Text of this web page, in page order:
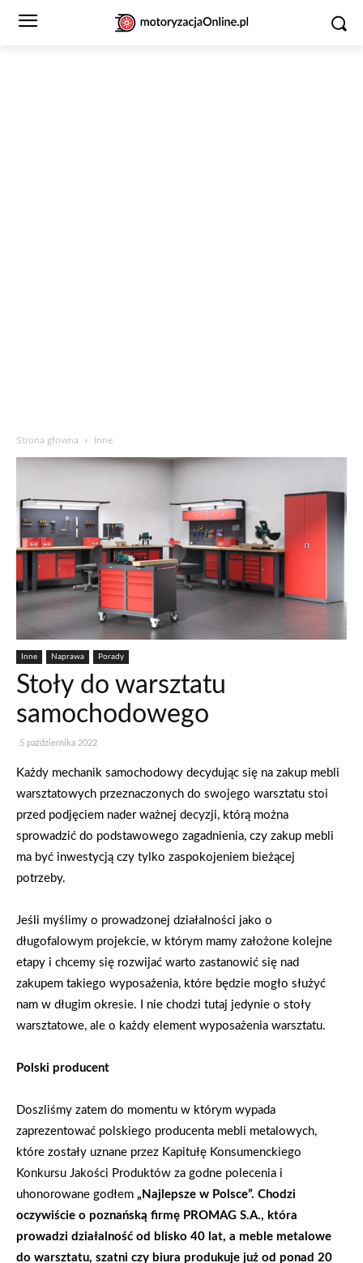
Strona główna Inne
Inne Naprawa Porady
Stoły do warsztatu
samochodowego
5 października 2022
Każdy mechanik samochodowy decydując się na zakup mebli
warsztatowych przeznaczonych do swojego warsztatu stoi
przed podjęciem nader ważnej decyzji, którą można
sprowadzić do podstawowego zagadnienia, czy zakup mebli
ma być inwestycją czy tylko zaspokojeniem bieżącej
potrzeby.
Jeśli myślimy o prowadzonej działalności jako o
długofalowym projekcie, w którym mamy założone kolejne
etapy i chcemy się rozwijać warto zastanowić się nad
zakupem takiego wyposażenia, które będzie mogło służyć
nam w długim okresie. I nie chodzi tutaj jedynie o stoły
warsztatowe, ale o każdy element wyposażenia warsztatu.
Polski producent
Doszliśmy zatem do momentu w którym wypada
zaprezentować polskiego producenta mebli metalowych,
które zostały uznane przez Kapitułę Konsumenckiego
Konkursu Jakości Produktów za godne polecenia i
uhonorowane godłem „Najlepsze w Polsce”. Chodzi
oczywiście o poznańską firmę PROMAG S.A., która
prowadzi działalność od blisko 40 lat, a meble metalowe
do warsztatu, szatni czy biura produkuje już od ponad 20